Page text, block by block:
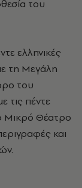
του
ελληνικές
τη Μεγάλη
του
τις πέντε
Μικρό Θέατρο
και